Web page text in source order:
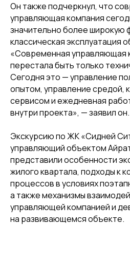
Он также подчеркнул, что
управляющая компания
значительно более широкую
классическая эксплуатация
«Современная управляющая
перестала быть только
Сегодня это — управление
опытом, управление средой,
сервисом и ежедневная
внутри проекта», — заявил он.
Экскурсию по ЖК «Сидней
управляющий объектом
представили особенности
жилого квартала, подходы к
процессов в условиях
а также механизмы
управляющей компанией и
на развивающемся объекте.